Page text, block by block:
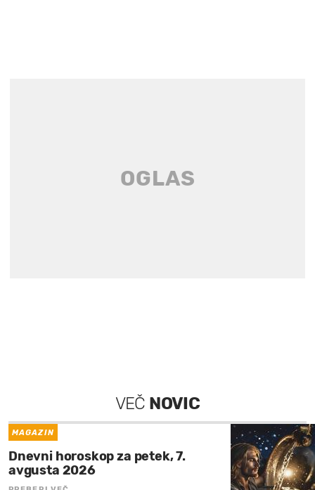
VEČ NOVIC
MAGAZIN
Dnevni horoskop za petek, 7.
avgusta 2026